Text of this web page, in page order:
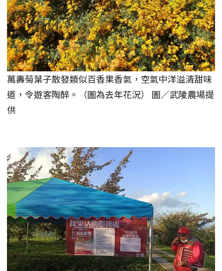
萬壽菊葉子散發類似百香果香氣，空氣中洋溢清甜味
道，令遊客陶醉。（圖為去年花況） 圖／武陵農場提
供